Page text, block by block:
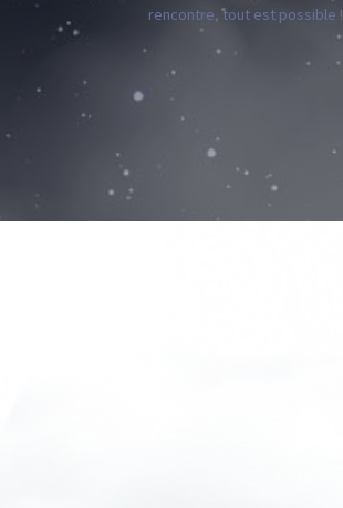
rencontre, tout est possible !